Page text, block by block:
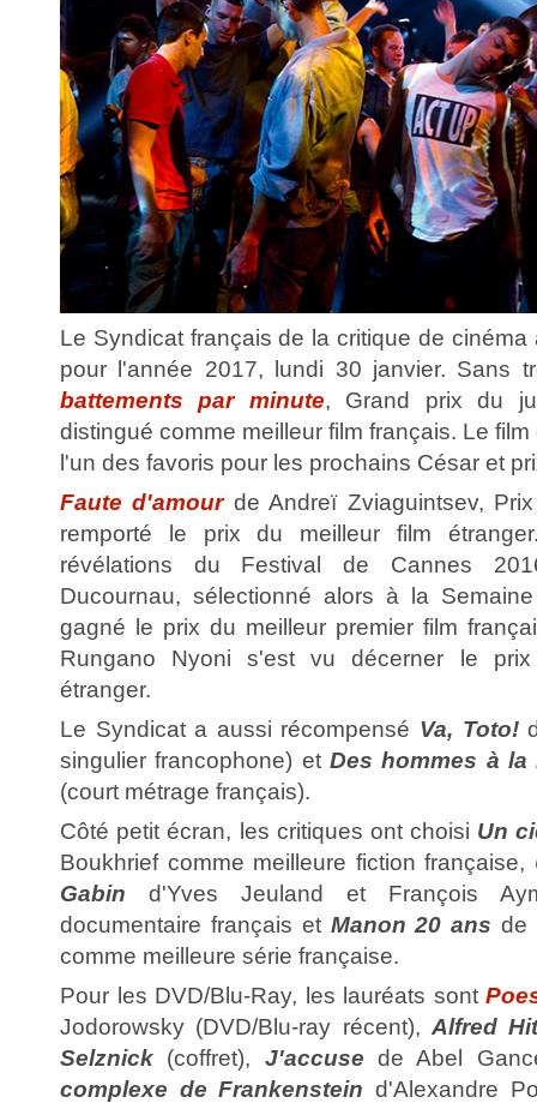
Le Syndicat français de la critique de
pour l'année 2017, lundi 30 janvier. Sans
battements par minute, Grand prix du
distingué comme meilleur film français. Le
l'un des favoris pour les prochains César et
Faute d'amourde Andreï Zviaguintsev,
remporté le prix du meilleur film
révélations du Festival de Cannes
Ducournau, sélectionné alors à la
gagné le prix du meilleur premier film
Rungano Nyoni s'est vu décerner le
étranger.
Le Syndicat a aussi récompensé Va, Toto!
singulier francophone) et Des hommes à la
(court métrage français).
Côté petit écran, les critiques ont choisi Un
Boukhrief comme meilleure fiction française,
Gabin d'Yves Jeuland et François
documentaire français et Manon 20 ans de
comme meilleure série française.
Pour les DVD/Blu-Ray, les lauréats sont
Jodorowsky (DVD/Blu-ray récent), Alfred
Selznick (coffret), J'accusede Abel
complexe de Frankenstein d'Alexandre